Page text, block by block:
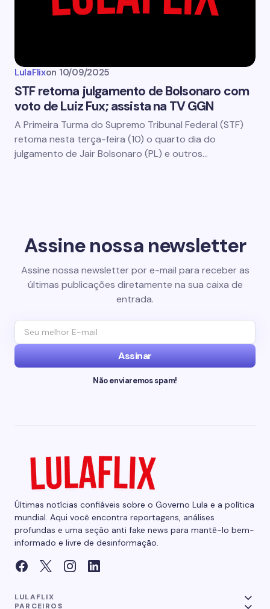
LulaFlixon 10/09/2025
STF retoma julgamento de Bolsonaro com
voto de Luiz Fux; assista na TV GGN
A Primeira Turma do Supremo Tribunal Federal (STF)
retoma nesta terça-feira (10) o quarto dia do
julgamento de Jair Bolsonaro (PL) e outros…
Assine nossa newsletter
Assine nossa newsletter por e-mail para receber as
últimas publicações diretamente na sua caixa de
entrada.
Assinar
Não enviaremos spam!
Últimas notícias confiáveis sobre o Governo Lula e a política
mundial. Aqui você encontra reportagens, análises
profundas e uma seção anti fake news para mantê-lo bem-
informado e livre de desinformação.
LULAFLIX
PARCEIROS